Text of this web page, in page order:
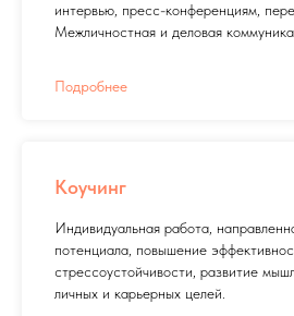
интервью, пресс-конференциям,
Межличностная и деловая
Подробнее
Коучинг
Индивидуальная работа,
потенциала, повышение
стрессоустойчивости, развитие
личных и карьерных целей.